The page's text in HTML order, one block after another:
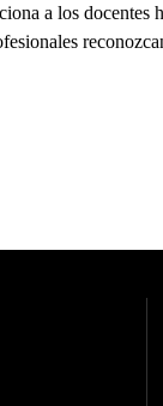
a los docentes